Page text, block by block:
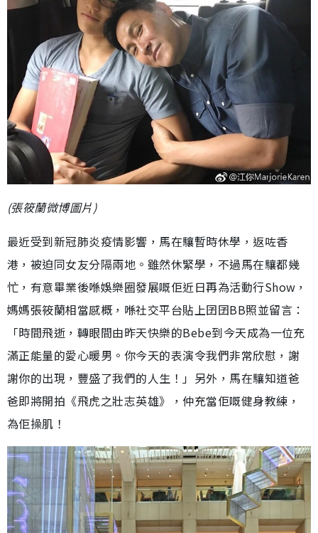
(張筱蘭微博圖片)
最近受到新冠肺炎疫情影響，馬在驤暫時休學，返咗香
港，被迫同女友分隔兩地。雖然休緊學，不過馬在驤都幾
忙，有意畢業後喺娛樂圈發展嘅佢近日再為活動行Show，
媽媽張筱蘭相當感概，喺社交平台貼上囝囝BB照並留言：
「時間飛逝，轉眼間由昨天快樂的Bebe到今天成為一位充
滿正能量的愛心暖男。你今天的表演令我們非常欣慰，謝
謝你的出現，豐盛了我們的人生！」另外，馬在驤知道爸
爸即將開拍《飛虎之壯志英雄》，仲充當佢嘅健身教練，
為佢操肌！